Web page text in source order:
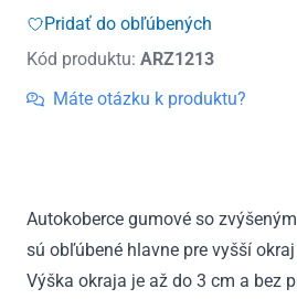
gumové
zvýšeným
okrajom
od
2022
Pridať do obľúbených
Kód produktu: ARZ1213
Máte otázku k produktu?
Autokoberce gumové so
sú obľúbené hlavne pre vyšší
Výška okraja je až do 3 cm a bez